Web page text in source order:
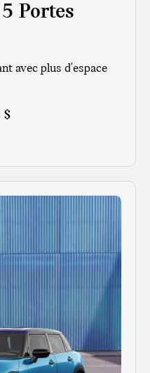
Portes
avec plus d'espace
$